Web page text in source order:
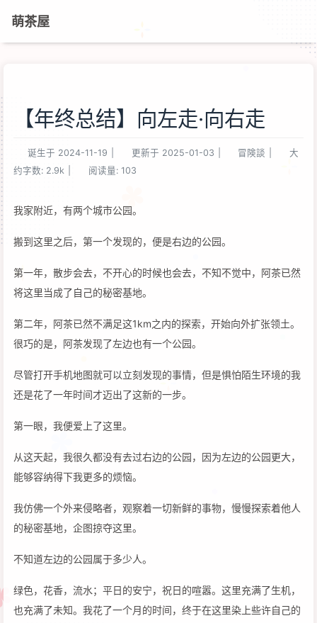
萌茶屋
【年终总结】向左走·向右走
诞生于 2024-11-19 更新于 2025-01-03 冒険談
大
约字数: 2.9k 阅读量: 103
我家附近，有两个城市公园。
搬到这里之后，第一个发现的，便是右边的公园。
第一年，散步会去，不开心的时候也会去，不知不觉中，阿茶已然
将这里当成了自己的秘密基地。
第二年，阿茶已然不满足这1km之内的探索，开始向外扩张领土。
很巧的是，阿茶发现了左边也有一个公园。
尽管打开手机地图就可以立刻发现的事情，但是惧怕陌生环境的我
还是花了一年时间才迈出了这新的一步。
第一眼，我便爱上了这里。
从这天起，我很久都没有去过右边的公园，因为左边的公园更大，
能够容纳得下我更多的烦恼。
我仿佛一个外来侵略者，观察着一切新鲜的事物，慢慢探索着他人
的秘密基地，企图掠夺这里。
不知道左边的公园属于多少人。
绿色，花香，流水；平日的安宁，祝日的喧嚣。这里充满了生机，
也充满了未知。我花了一个月的时间，终于在这里染上些许自己的